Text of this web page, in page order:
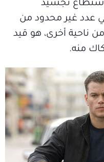
تجسيد
عدد غير محدود من
ناحية أخرى، هو قيد
منه.